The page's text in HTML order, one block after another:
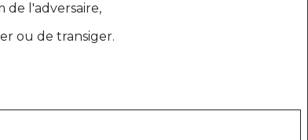
de l'adversaire,
ou de transiger.